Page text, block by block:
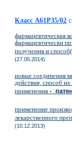
Класс A61P35/02
фармацевтическая
фармацевтически
получения и
(27.05.2014)
новые соединения
действия, способ
применения -
применение
лекарственного
(10.12.2013)